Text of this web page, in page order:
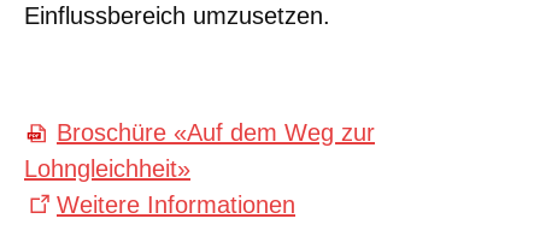
Einflussbereich umzusetzen.
Broschüre «Auf dem Weg zur
Lohngleichheit»
Weitere Informationen